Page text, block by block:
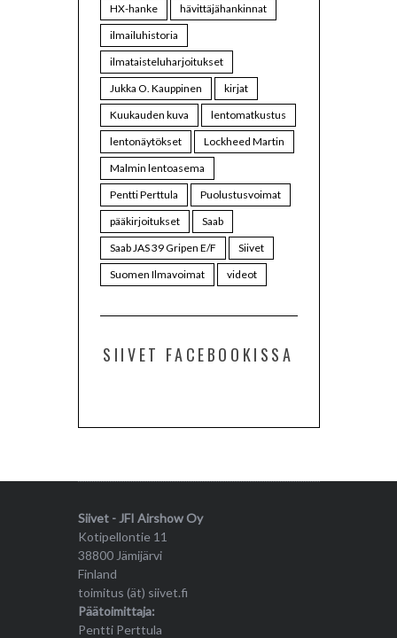
HX-hanke
hävittäjähankinnat
ilmailuhistoria
ilmataisteluharjoitukset
Jukka O. Kauppinen
kirjat
Kuukauden kuva
lentomatkustus
lentonäytökset
Lockheed Martin
Malmin lentoasema
Pentti Perttula
Puolustusvoimat
pääkirjoitukset
Saab
Saab JAS 39 Gripen E/F
Siivet
Suomen Ilmavoimat
videot
SIIVET FACEBOOKISSA
Siivet - JFI Airshow Oy
Kotipellontie 11
38800 Jämijärvi
Finland
toimitus (ät) siivet.fi
Päätoimittaja:
Pentti Perttula